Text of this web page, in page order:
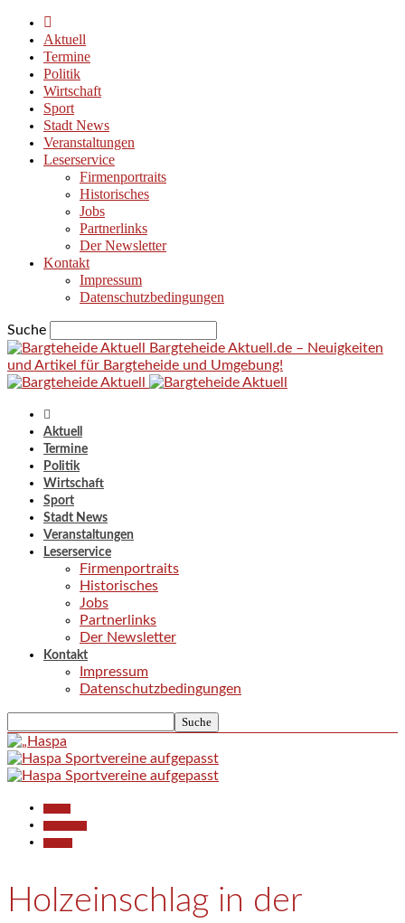
Aktuell
Termine
Politik
Wirtschaft
Sport
Stadt News
Veranstaltungen
Leserservice
Firmenportraits
Historisches
Jobs
Partnerlinks
Der Newsletter
Kontakt
Impressum
Datenschutzbedingungen
Suche
Bargteheide Aktuell.de – Neuigkeiten
und Artikel für Bargteheide und Umgebung!
Aktuell
Termine
Politik
Wirtschaft
Sport
Stadt News
Veranstaltungen
Leserservice
Firmenportraits
Historisches
Jobs
Partnerlinks
Der Newsletter
Kontakt
Impressum
Datenschutzbedingungen
Holzeinschlag in der